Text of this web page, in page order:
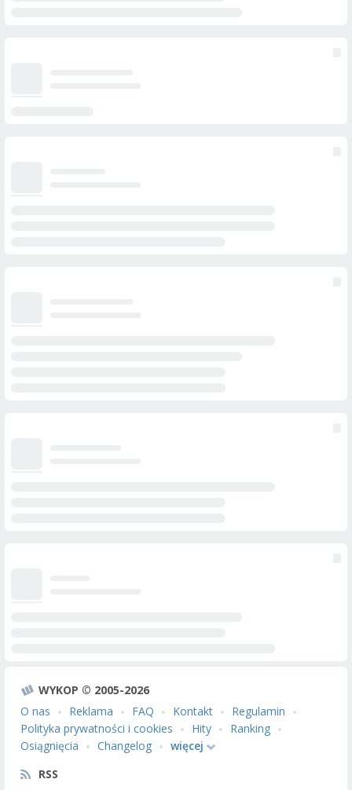
WYKOP © 2005-2026
O nas
Reklama FAQ Kontakt
Regulamin
Polityka prywatności i cookies
Hity
Ranking
Osiągnięcia
Changelog
więcej
RSS